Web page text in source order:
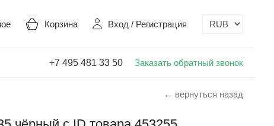
Корзина Вход / Регистрация
+7 495 481 33 50 Заказать обратный звонок
← вернуться назад